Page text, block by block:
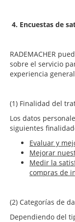
4. Encuestas de
RADEMACHER
sobre el servicio
experiencia
(1) Finalidad del
Los datos
siguientes
Evaluar y
Mejorar
Medir la
compras de
(2) Categorías de
Dependiendo del